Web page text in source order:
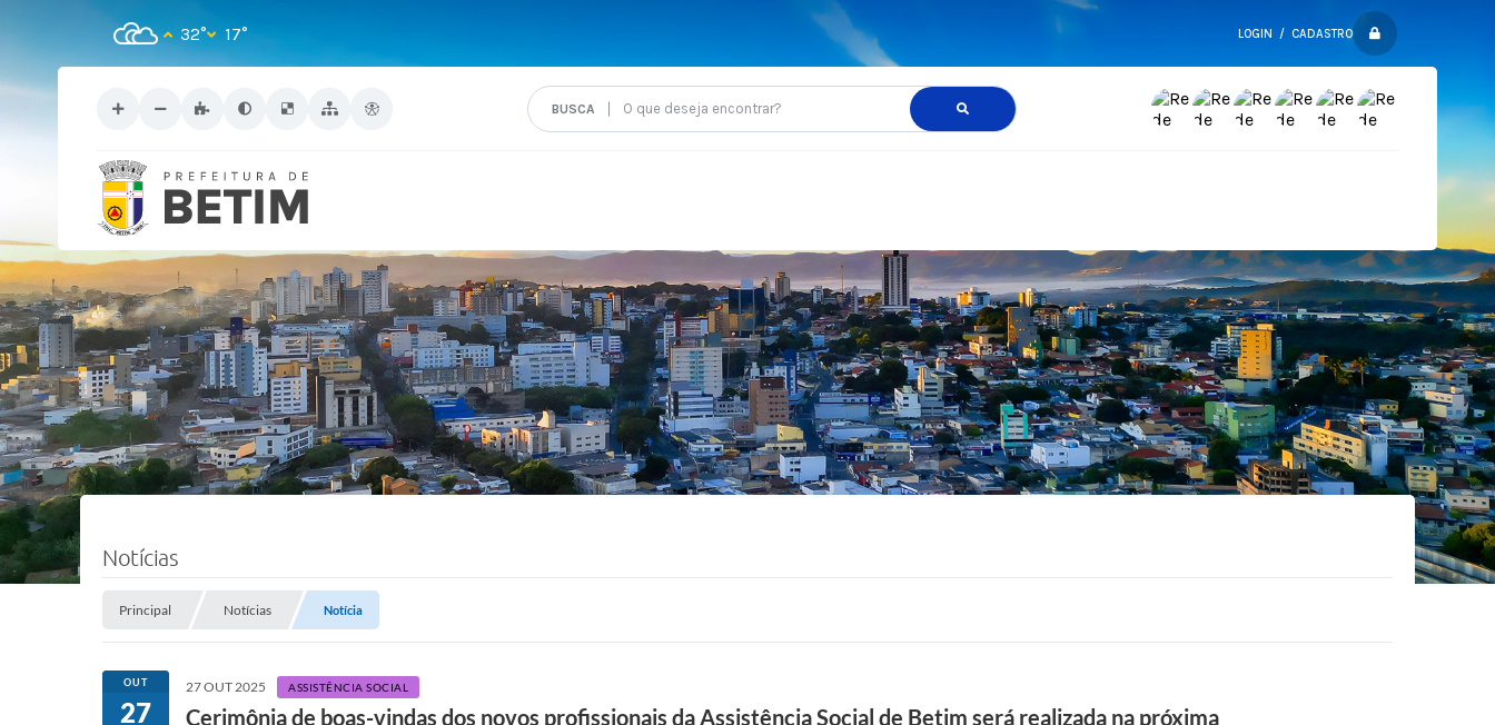
LOGIN / CADASTRO
O que deseja encontrar?
32° 17°
Notícias
Principal Notícias Notícia
OUT
27
27 OUT 2025 ASSISTÊNCIA SOCIAL
Cerimônia de boas-vindas dos novos profissionais da Assistência Social de Betim será realizada na próxima